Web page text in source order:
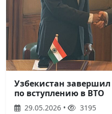
Узбекистан
по вступлению в ВТО
29.05.2026 • 3195